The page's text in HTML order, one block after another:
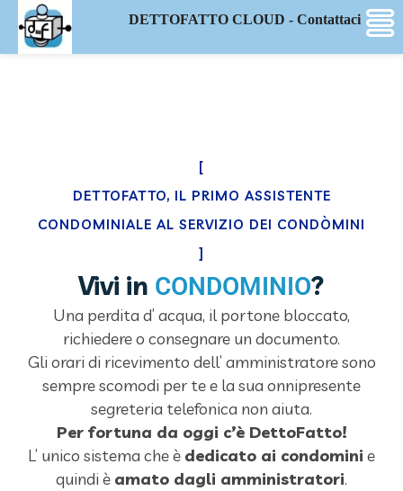
[
DETTOFATTO, IL PRIMO ASSISTENTE
CONDOMINIALE AL SERVIZIO DEI CONDÒMINI
]
Vivi in CONDOMINIO?
Una perdita d’ acqua, il portone bloccato,
richiedere o consegnare un documento.
Gli orari di ricevimento dell’ amministratore sono
sempre scomodi per te e la sua onnipresente
segreteria telefonica non aiuta.
Per fortuna da oggi c’è DettoFatto!
L’ unico sistema che è dedicato ai condomini e
quindi è amato dagli amministratori.
DETTOFATTO CLOUD - Contattaci